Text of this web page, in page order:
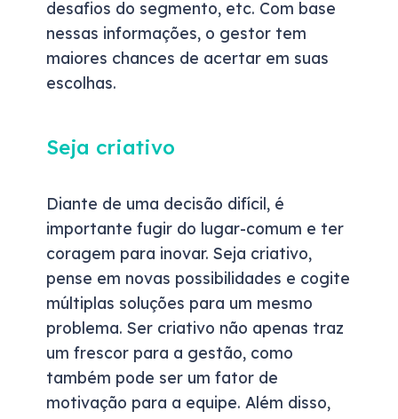
desafios do segmento, etc. Com base
nessas informações, o gestor tem
maiores chances de acertar em suas
escolhas.
Seja criativo
Diante de uma decisão difícil, é
importante fugir do lugar-comum e ter
coragem para inovar. Seja criativo,
pense em novas possibilidades e cogite
múltiplas soluções para um mesmo
problema. Ser criativo não apenas traz
um frescor para a gestão, como
também pode ser um fator de
motivação para a equipe. Além disso,